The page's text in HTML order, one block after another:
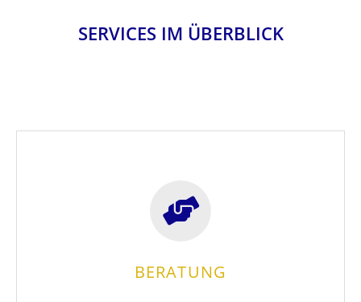
SERVICES IM ÜBERBLICK
BERATUNG
BERATUNG
Sie umfassend in allen Anliegen. Wir ziehen den
Kosten-Nutzen-Faktor in Betracht, um die
bestmögliche Lösung für Ihre Anlage zu finden.